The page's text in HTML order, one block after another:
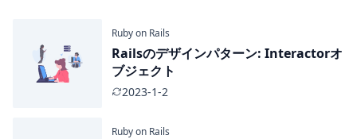
Ruby on Rails
Railsのデザインパターン: Interactorオ
ブジェクト
2023-1-2
Ruby on Rails